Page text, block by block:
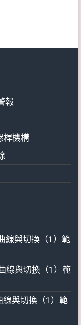
報
桿機構
線與切換（1）範
線與切換（1）範
線與切換（1）範